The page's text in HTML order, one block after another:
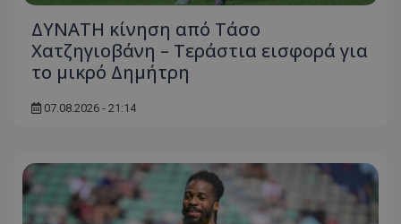
ΔΥΝΑΤΗ κίνηση από Τάσο
Χατζηγιοβάνη – Τεράστια εισφορά για
το μικρό Δημήτρη
07.08.2026 - 21:14